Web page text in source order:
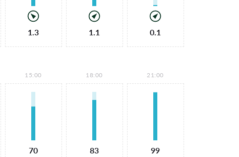
1.3 1.1 0.1
15:00
70
18:00
83
21:00
99